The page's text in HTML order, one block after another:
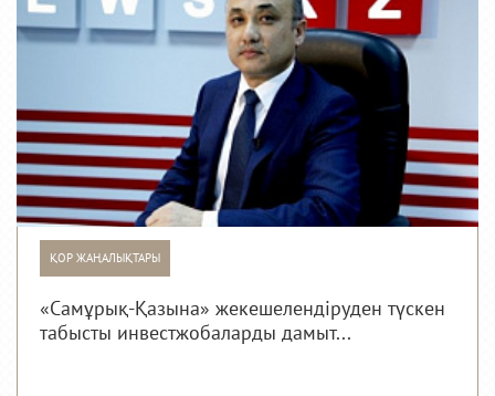
ҚОР ЖАҢАЛЫҚТАРЫ
«Самұрық-Қазына» жекешелендіруден түскен
табысты инвестжобаларды дамыт...